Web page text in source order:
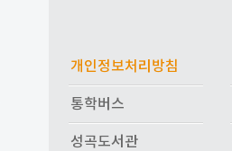
개인정보처리방침
통학버스
성곡도서관